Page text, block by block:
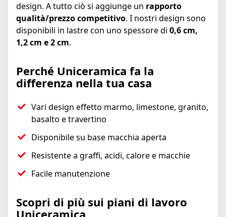
design. A tutto ciò si aggiunge un rapporto
qualità/prezzo competitivo. I nostri design sono
disponibili in lastre con uno spessore di 0,6 cm,
1,2 cm e 2 cm.
Perché Uniceramica fa la
differenza nella tua casa
Vari design effetto marmo, limestone, granito,
basalto e travertino
Disponibile su base macchia aperta
Resistente a graffi, acidi, calore e macchie
Facile manutenzione
Scopri di più sui piani di lavoro
Uniceramica